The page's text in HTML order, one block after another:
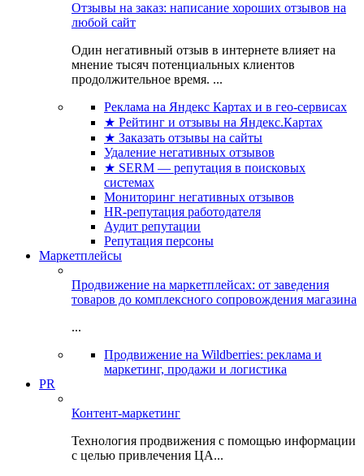
Отзывы на заказ: написание хороших отзывов на
любой сайт
Один негативный отзыв в интернете влияет на
мнение тысяч потенциальных клиентов
продолжительное время. ...
Реклама на Яндекс Картах и в гео-сервисах
★ Рейтинг и отзывы на Яндекс.Картах
★ Заказать отзывы на сайты
Удаление негативных отзывов
★ SERM — репутация в поисковых
системах
Мониторинг негативных отзывов
HR-репутация работодателя
Аудит репутации
Репутация персоны
Маркетплейсы
Продвижение на маркетплейсах: от заведения
товаров до комплексного сопровождения магазина
...
Продвижение на Wildberries: реклама и
маркетинг, продажи и логистика
PR
Контент-маркетинг
Технология продвижения с помощью информации
с целью привлечения ЦА...